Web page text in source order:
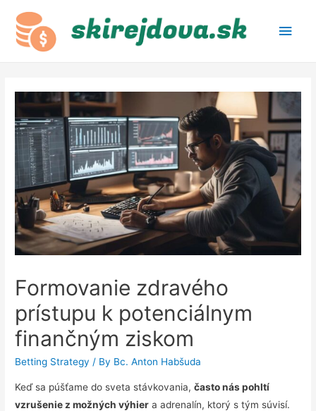
Main
Formovanie zdravého
prístupu k potenciálnym
finančným ziskom
Betting Strategy / By Bc. Anton Habšuda
Keď sa púšťame do sveta stávkovania,často nás pohltí
vzrušenie z možných výhier a adrenalín, ktorý s tým súvisí.